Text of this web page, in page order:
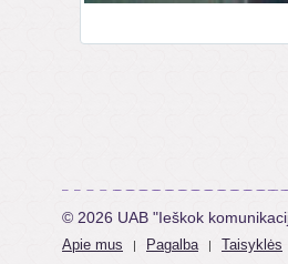
© 2026 UAB "Ieškok
Apie mus | Pagalba | Taisyklės